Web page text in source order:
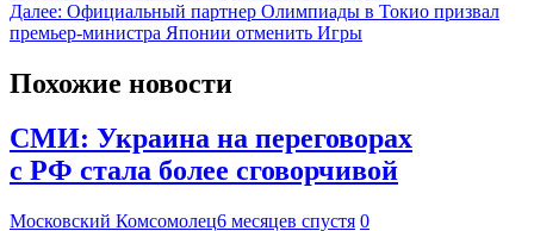
Далее: Официальный партнер Олимпиады в Токио призвал
премьер-министра Японии отменить Игры
Похожие новости
СМИ: Украина на переговорах
с РФ стала более сговорчивой
Московский Комсомолец6 месяцев спустя 0